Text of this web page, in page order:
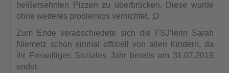
heißersehnten Pizzen zu überbrücken. Diese wurde
ohne weiteres problemlos vernichtet. :D
Zum Ende verabschiedete sich die FSJ’lerin Sarah
Niemetz schon einmal offiziell von allen Kindern, da
ihr Freiwilliges Soziales Jahr bereits am 31.07.2019
endet.